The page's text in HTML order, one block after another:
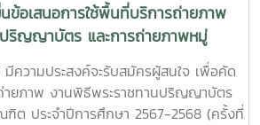
ข้อเสนอการใช้พื้นที่บริการถ่ายภาพ
ริญญาบัตร และการถ่ายภาพหมู่
ง 49 และครั้งที่ 50
ความประสงค์จะรับสมัครผู้สนใจ เพื่อคัด
ายภาพ งานพิธีพระราชทานปริญญาบัตร
ฑิต ประจำปีการศึกษา 2567-2568 (ครั้งที่